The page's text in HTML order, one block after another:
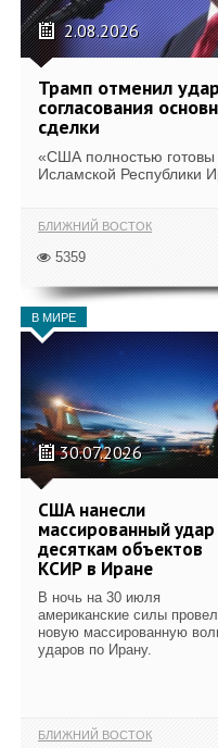
2.08.2026
Трамп отменил
согласования
сделки
«США полностью готовы
Исламской Республики
БЛИЖНИЙ ВОСТОК
5359
В МИРЕ
30.07.2026
США нанесли
массированный удар
десяткам объектов
КСИР в Иране
В ночь на 30 июля
американские силы
новую массированную
ударов по Ирану.
БЛИЖНИЙ ВОСТОК